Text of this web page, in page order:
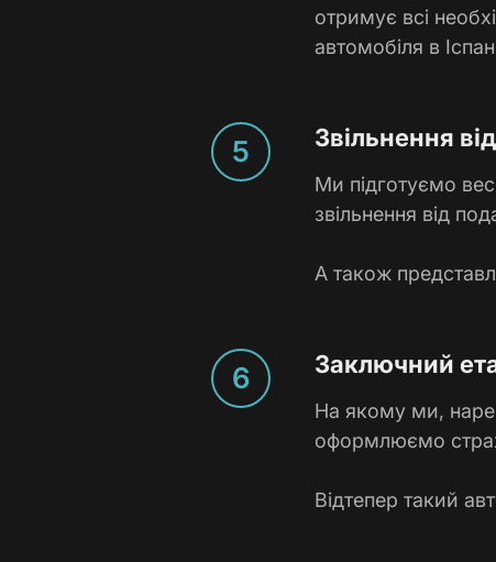
отримує всі
автомобіля в
Звільнення
Ми підготуємо
звільнення від
А також
Заключний
На якому ми,
оформлюємо
Відтепер такий